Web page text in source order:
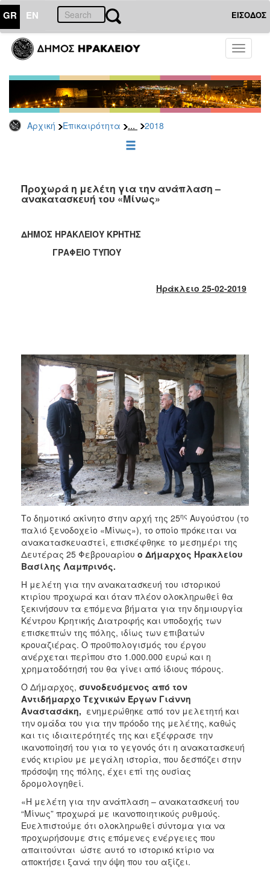
GR EN ΕΙΣΟΔΟΣ
Toggle
Αρχική Επικαιρότητα ... 2018
ΕΠΙΚΑΙΡΟΤΗΤΑ
Τύπου
Αρχείο
2026
2025
2022
2021
2019
2018
2011
2010
2006
ΔΗΜΟΤΗΣ
ΕΠΙΣΚΕΠΤΗΣ
ΗΡΑΚΛΕΙΟ
Προχωρά η μελέτη για την ανάπλαση –
ανακατασκευή του «Μίνως»
ΔΗΜΟΣ ΗΡΑΚΛΕΙΟΥ ΚΡΗΤΗΣ
ΓΡΑΦΕΙΟ ΤΥΠΟΥ
Ηράκλειο 25-02-2019
Το δημοτικό ακίνητο στην αρχή της 25ης Αυγούστου (το
παλιό ξενοδοχείο «Μίνως»), το οποίο πρόκειται να
ανακατασκευαστεί, επισκέφθηκε το μεσημέρι της
Δευτέρας 25 Φεβρουαρίου ο Δήμαρχος Ηρακλείου
Βασίλης Λαμπρινός.
Η μελέτη για την ανακατασκευή του ιστορικού
κτιρίου προχωρά και όταν πλέον ολοκληρωθεί θα
ξεκινήσουν τα επόμενα βήματα για την δημιουργία
Κέντρου Κρητικής Διατροφής και υποδοχής των
επισκεπτών της πόλης, ιδίως των επιβατών
κρουαζιέρας. Ο προϋπολογισμός του έργου
ανέρχεται περίπου στο 1.000.000 ευρώ και η
χρηματοδότησή του θα γίνει από ίδιους πόρους.
Ο Δήμαρχος, συνοδευόμενος από τον
Αντιδήμαρχο Τεχνικών Έργων Γιάννη
Αναστασάκη, ενημερώθηκε από τον μελετητή και
την ομάδα του για την πρόοδο της μελέτης, καθώς
και τις ιδιαιτερότητές της και εξέφρασε την
ικανοποίησή του για το γεγονός ότι η ανακατασκευή
ενός κτιρίου με μεγάλη ιστορία, που δεσπόζει στην
πρόσοψη της πόλης, έχει επί της ουσίας
δρομολογηθεί.
«Η μελέτη για την ανάπλαση – ανακατασκευή του
“Μίνως” προχωρά με ικανοποιητικούς ρυθμούς.
Ευελπιστούμε ότι ολοκληρωθεί σύντομα για να
προχωρήσουμε στις επόμενες ενέργειες που
απαιτούνται ώστε αυτό το ιστορικό κτίριο να
αποκτήσει ξανά την όψη που του αξίζει.